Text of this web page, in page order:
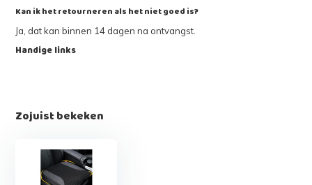
Kan ik het retourneren als het niet goed is?
Ja, dat kan binnen 14 dagen na ontvangst.
Handige links
Zojuist bekeken